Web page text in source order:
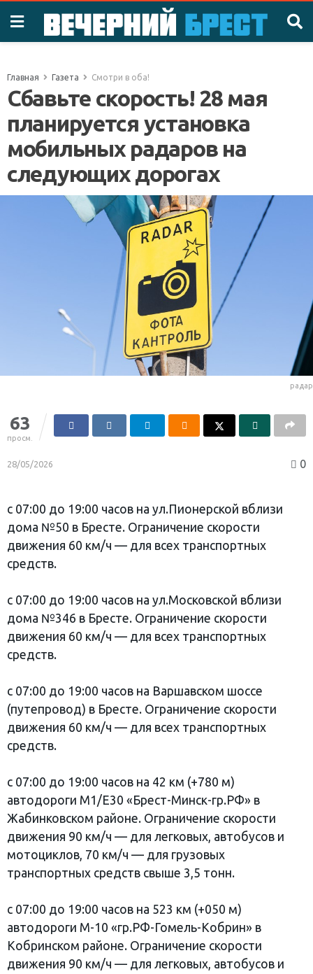
Главная Газета Смотри в оба!
Сбавьте скорость! 28 мая
планируется установка
мобильных радаров на
следующих дорогах
радар
63
просм.
28/05/2026 0
с 07:00 до 19:00 часов на ул.Пионерской вблизи
дома №50 в Бресте. Ограничение скорости
движения 60 км/ч — для всех транспортных
средств.
с 07:00 до 19:00 часов на ул.Московской вблизи
дома №346 в Бресте. Ограничение скорости
движения 60 км/ч — для всех транспортных
средств.
с 07:00 до 19:00 часов на Варшавском шоссе
(путепровод) в Бресте. Ограничение скорости
движения 60 км/ч — для всех транспортных
средств.
с 07:00 до 19:00 часов на 42 км (+780 м)
автодороги М1/Е30 «Брест-Минск-гр.РФ» в
Жабинковском районе. Ограничение скорости
движения 90 км/ч — для легковых, автобусов и
мотоциклов, 70 км/ч — для грузовых
транспортных средств свыше 3,5 тонн.
с 07:00 до 19:00 часов на 523 км (+050 м)
автодороги М-10 «гр.РФ-Гомель-Кобрин» в
Кобринском районе. Ограничение скорости
движения 90 км/ч — для легковых, автобусов и